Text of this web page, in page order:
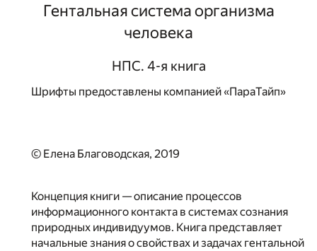
Гентальная система организма
человека
НПС. 4-я книга
Шрифты предоставлены компанией «ПараТайп»
© Елена Благоводская, 2019
Концепция книги — описание процессов
информационного контакта в системах сознания
природных индивидуумов. Книга представляет
начальные знания о свойствах и задачах гентальной